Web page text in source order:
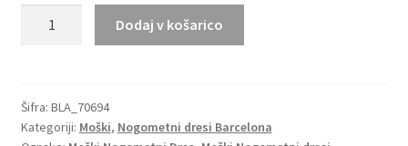
Barcelona
Vratar
Dodaj v košarico
Šifra: BLA_70694
Kategoriji: Moški, Nogometni dresi Barcelona